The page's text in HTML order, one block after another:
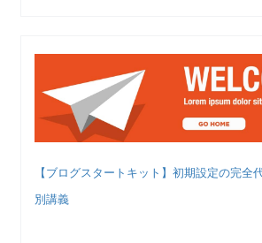
【ブログスタートキット】初期設定の完全
別講義